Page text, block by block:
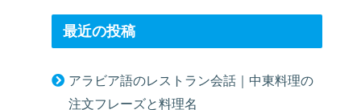
最近の投稿
アラビア語のレストラン会話｜中東料理の
注文フレーズと料理名